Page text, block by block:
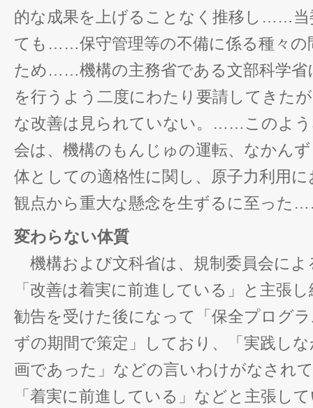
的な成果を上げることなく推移し……当
ても……保守管理等の不備に係る種々の
ため……機構の主務省である文部科学省
を行うよう二度にわたり要請してきた
な改善は見られていない。……このよ
会は、機構のもんじゅの運転、なかん
体としての適格性に関し、原子力利用
観点から重大な懸念を生ずるに至った
変わらない体質
機構および文科省は、規制委員会によ
「改善は着実に前進している」と主張
勧告を受けた後になって「保全プログ
ずの期間で策定」しており、「実践し
画であった」などの言いわけがなされ
「着実に前進している」などと主張し